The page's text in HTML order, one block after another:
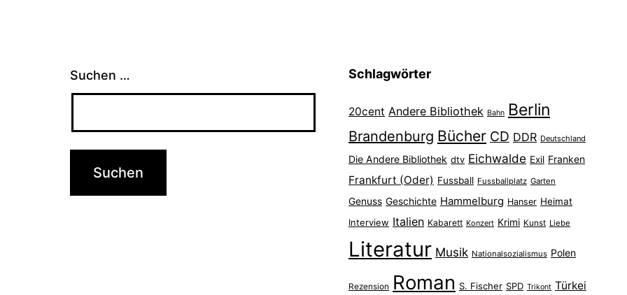
Suchen … Schlagwörter
20cent Andere Bibliothek Bahn Berlin
Brandenburg Bücher CD DDR Deutschland
Die Andere Bibliothek dtv Eichwalde Exil Franken
Frankfurt (Oder) Fussball Fussballplatz Garten
Genuss Geschichte Hammelburg Hanser Heimat
Interview Italien Kabarett Konzert Krimi Kunst Liebe
Literatur Musik Nationalsozialismus Polen
Rezension Roman S. Fischer SPD Trikont Türkei